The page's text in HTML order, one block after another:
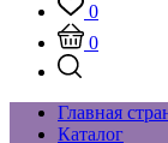
0
0
Главная
Каталог